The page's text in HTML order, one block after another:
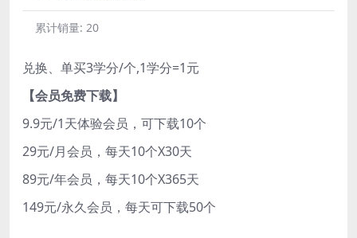
累计销量: 20
兑换、单买3学分/个,1学分=1元
【会员免费下载】
9.9元/1天体验会员，可下载10个
29元/月会员，每天10个X30天
89元/年会员，每天10个X365天
149元/永久会员，每天可下载50个